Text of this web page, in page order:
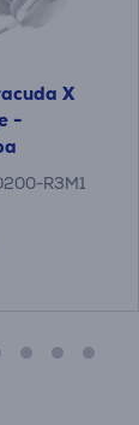
X
-
R3M1